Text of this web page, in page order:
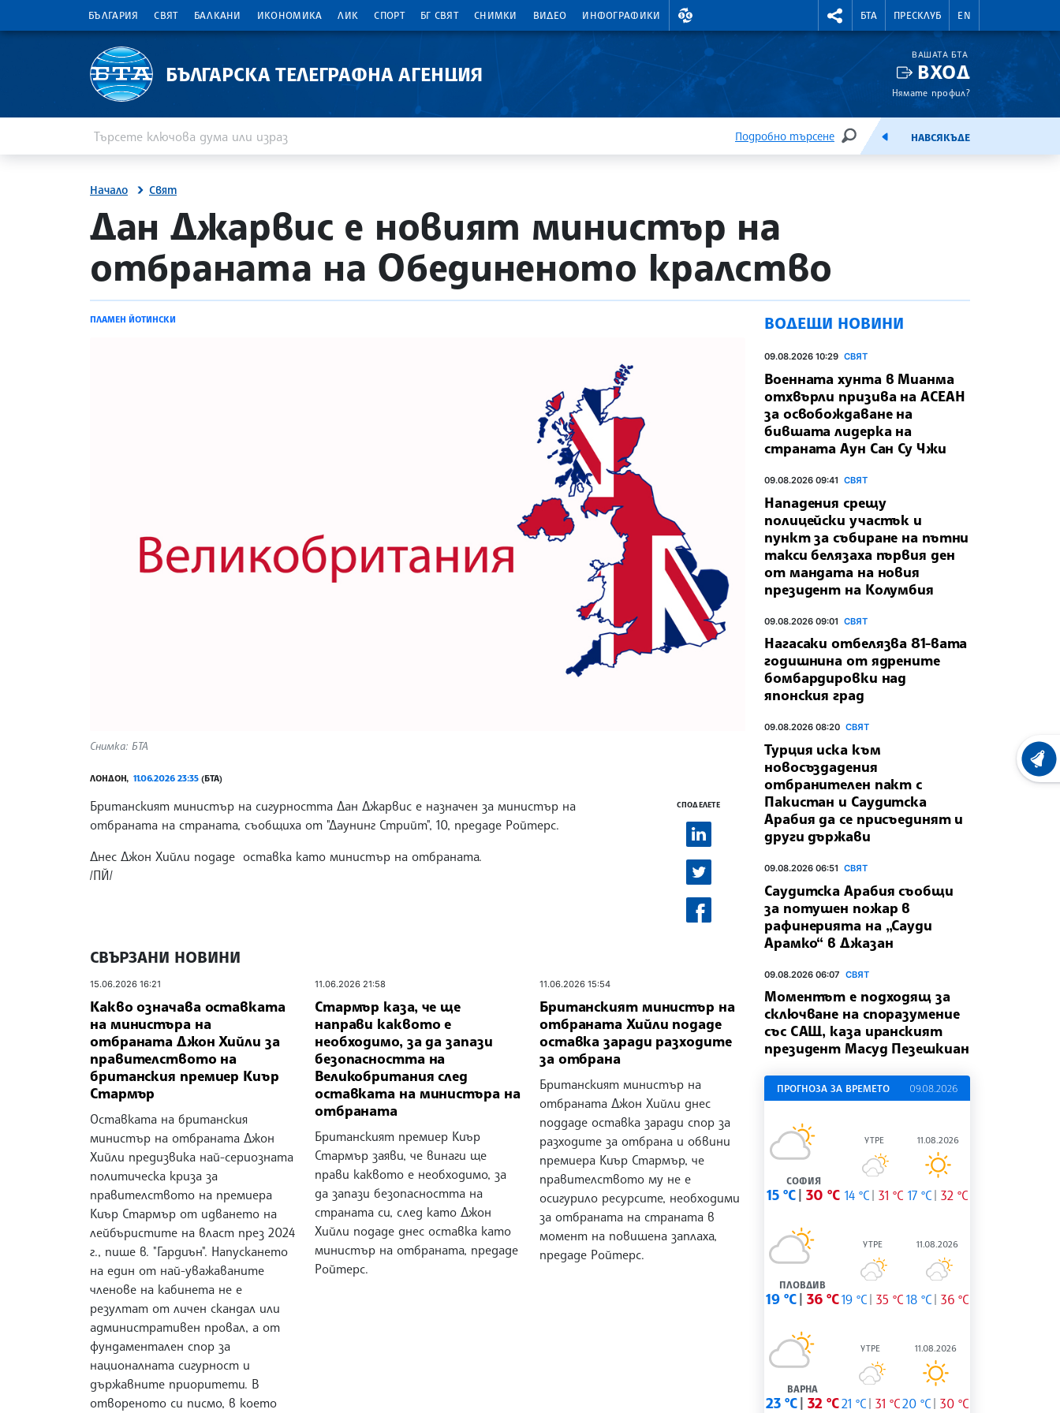
БЪЛГАРИЯ СВЯТ БАЛКАНИ ИКОНОМИКА ЛИК СПОРТ БГ СВЯТ СНИМКИ ВИДЕО ИНФОГРАФИКИ
ВАЛУТНИ КУРСОВЕ RIGHTMENU.SOCIAL
БТА ПРЕСКЛУБ EN
БЪЛГАРСКА ТЕЛЕГРАФНА АГЕНЦИЯ
ВАШАТА БТА
ВХОД
Нямате профил?
Подробно търсене
ТЪРСЕНЕЕМИСИЯНАВСЯКЪДЕ
Начало Свят
site.bta
Дан Джарвис е новият министър на
отбраната на Обединеното кралство
ПЛАМЕН ЙОТИНСКИ
Снимка: БТА
ЛОНДОН, 11.06.2026 23:35 (БТА)
Британският министър на сигурността Дан Джарвис е назначен за министър на
отбраната на страната, съобщиха от "Даунинг Стрийт", 10, предаде Ройтерс.
Днес Джон Хийли подаде оставка като министър на отбраната.
/ПЙ/
СПОДЕЛЕТЕ
СВЪРЗАНИ НОВИНИ
15.06.2026 16:21
Какво означава оставката
на министъра на
отбраната Джон Хийли за
правителството на
британския премиер Киър
Стармър
Оставката на британския
министър на отбраната Джон
Хийли предизвика най-сериозната
политическа криза за
правителството на премиера
Киър Стармър от идването на
лейбъристите на власт през 2024
г., пише в. "Гардиън". Напускането
на един от най-уважаваните
членове на кабинета не е
резултат от личен скандал или
административен провал, а от
фундаментален спор за
националната сигурност и
държавните приоритети. В
отвореното си писмо, в което
11.06.2026 21:58
Стармър каза, че ще
направи каквото е
необходимо, за да запази
безопасността на
Великобритания след
оставката на министъра на
отбраната
Британският премиер Киър
Стармър заяви, че винаги ще
прави каквото е необходимо, за
да запази безопасността на
страната си, след като Джон
Хийли подаде днес оставка като
министър на отбраната, предаде
Ройтерс.
11.06.2026 15:54
Британският министър на
отбраната Хийли подаде
оставка заради разходите
за отбрана
Британският министър на
отбраната Джон Хийли днес
поддаде оставка заради спор за
разходите за отбрана и обвини
премиера Киър Стармър, че
правителството му не е
осигурило ресурсите, необходими
за отбраната на страната в
момент на повишена заплаха,
предаде Ройтерс.
ВОДЕЩИ НОВИНИ
09.08.2026 10:29 СВЯТ
Военната хунта в Мианма
отхвърли призива на АСЕАН
за освобождаване на
бившата лидерка на
страната Аун Сан Су Чжи
09.08.2026 09:41 СВЯТ
Нападения срещу
полицейски участък и
пункт за събиране на пътни
такси белязаха първия ден
от мандата на новия
президент на Колумбия
09.08.2026 09:01 СВЯТ
Нагасаки отбелязва 81-вата
годишнина от ядрените
бомбардировки над
японския град
09.08.2026 08:20 СВЯТ
Турция иска към
новосъздадения
отбранителен пакт с
Пакистан и Саудитска
Арабия да се присъединят и
други държави
09.08.2026 06:51 СВЯТ
Саудитска Арабия съобщи
за потушен пожар в
рафинерията на „Сауди
Арамко“ в Джазан
09.08.2026 06:07 СВЯТ
Моментът е подходящ за
сключване на споразумение
със САЩ, каза иранският
президент Масуд Пезешкиан
ПРОГНОЗА ЗА ВРЕМЕТО 09.08.2026
СОФИЯ
15 °C 30 °C
УТРЕ
14 °C 31 °C
11.08.2026
17 °C 32 °C
ПЛОВДИВ
19 °C 36 °C
УТРЕ
19 °C 35 °C
11.08.2026
18 °C 36 °C
ВАРНА
23 °C 32 °C
УТРЕ
21 °C 31 °C
11.08.2026
20 °C 30 °C